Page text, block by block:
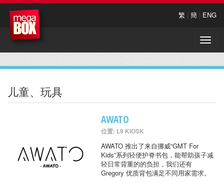
繁 | 簡 | ENG
Toggle
儿童、玩具
AWATO
位置: L9 KIOSK
AWATO 推出了来自挪威“GMT For
Kids”系列轻便护脊书包，能帮助孩子减
轻日常背重的的负担，我们还有
Gregory 优质背包满足不同用家需求。